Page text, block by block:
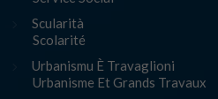
Scularità
Scolarité
Urbanismu È Travaglioni
Urbanisme Et Grands Travaux